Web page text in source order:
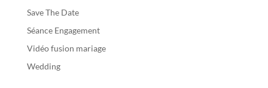
Save The Date
Séance Engagement
Vidéo fusion mariage
Wedding